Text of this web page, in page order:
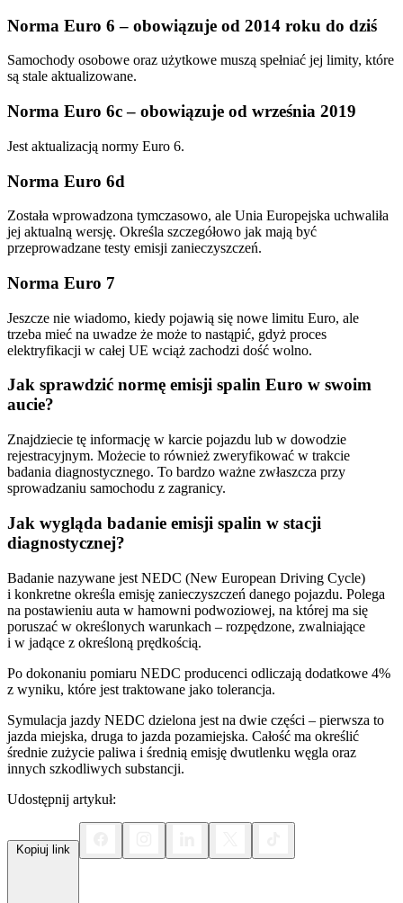
Norma Euro 6 – obowiązuje od 2014 roku do dziś
Samochody osobowe oraz użytkowe muszą spełniać jej limity, które
są stale aktualizowane.
Norma Euro 6c – obowiązuje od września 2019
Jest aktualizacją normy Euro 6.
Norma Euro 6d
Została wprowadzona tymczasowo, ale Unia Europejska uchwaliła
jej aktualną wersję. Określa szczegółowo jak mają być
przeprowadzane testy emisji zanieczyszczeń.
Norma Euro 7
Jeszcze nie wiadomo, kiedy pojawią się nowe limitu Euro, ale
trzeba mieć na uwadze że może to nastąpić, gdyż proces
elektryfikacji w całej UE wciąż zachodzi dość wolno.
Jak sprawdzić normę emisji spalin Euro w swoim
aucie?
Znajdziecie tę informację w karcie pojazdu lub w dowodzie
rejestracyjnym. Możecie to również zweryfikować w trakcie
badania diagnostycznego. To bardzo ważne zwłaszcza przy
sprowadzaniu samochodu z zagranicy.
Jak wygląda badanie emisji spalin w stacji
diagnostycznej?
Badanie nazywane jest NEDC (New European Driving Cycle)
i konkretne określa emisję zanieczyszczeń danego pojazdu. Polega
na postawieniu auta w hamowni podwoziowej, na której ma się
poruszać w określonych warunkach – rozpędzone, zwalniające
i w jadące z określoną prędkością.
Po dokonaniu pomiaru NEDC producenci odliczają dodatkowe 4%
z wyniku, które jest traktowane jako tolerancja.
Symulacja jazdy NEDC dzielona jest na dwie części – pierwsza to
jazda miejska, druga to jazda pozamiejska. Całość ma określić
średnie zużycie paliwa i średnią emisję dwutlenku węgla oraz
innych szkodliwych substancji.
Udostępnij artykuł: